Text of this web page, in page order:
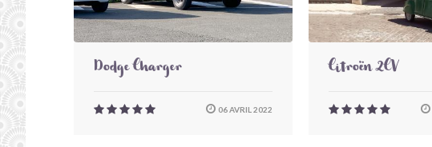
Dodge Charger
06 AVRIL 2022
Citroën 2CV